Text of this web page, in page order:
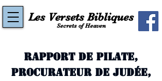
Les Versets Bibliques
Secrets of Heaven
Rapport de Pilate,
procurateur de Judée,